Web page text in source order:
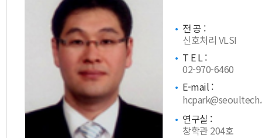
전 공 :
신호처리 VLSI
T E L :
02-970-6460
E-mail :
연구실 :
창학관 204호